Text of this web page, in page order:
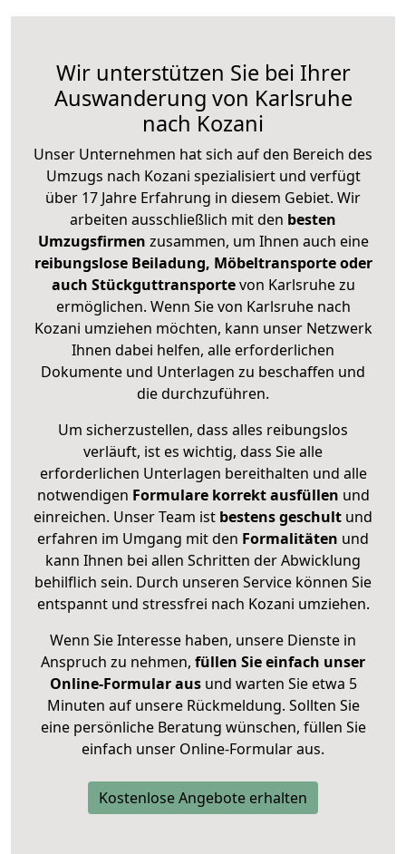
Wir unterstützen Sie bei Ihrer
Auswanderung von Karlsruhe
nach Kozani
Unser Unternehmen hat sich auf den Bereich des
Umzugs nach Kozani spezialisiert und verfügt
über 17 Jahre Erfahrung in diesem Gebiet. Wir
arbeiten ausschließlich mit den besten
Umzugsfirmen zusammen, um Ihnen auch eine
reibungslose Beiladung, Möbeltransporte oder
auch Stückguttransportevon Karlsruhe zu
ermöglichen. Wenn Sie von Karlsruhe nach
Kozani umziehen möchten, kann unser Netzwerk
Ihnen dabei helfen, alle erforderlichen
Dokumente und Unterlagen zu beschaffen und
die durchzuführen.
Um sicherzustellen, dass alles reibungslos
verläuft, ist es wichtig, dass Sie alle
erforderlichen Unterlagen bereithalten und alle
notwendigen Formulare korrekt ausfüllen und
einreichen. Unser Team ist bestens geschult und
erfahren im Umgang mit den Formalitäten und
kann Ihnen bei allen Schritten der Abwicklung
behilflich sein. Durch unseren Service können Sie
entspannt und stressfrei nach Kozani umziehen.
Wenn Sie Interesse haben, unsere Dienste in
Anspruch zu nehmen, füllen Sie einfach unser
Online-Formular ausund warten Sie etwa 5
Minuten auf unsere Rückmeldung. Sollten Sie
eine persönliche Beratung wünschen, füllen Sie
einfach unser Online-Formular aus.
Kostenlose Angebote erhalten